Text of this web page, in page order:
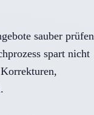
sauber prüfen
spart nicht